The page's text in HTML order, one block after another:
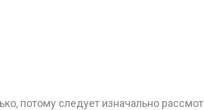
потому следует изначально